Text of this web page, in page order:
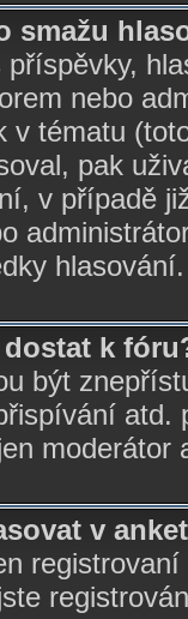
smažu
nebo
v tématu
pak
v případě
hlasování.
k
být
atd.
moderátor
v